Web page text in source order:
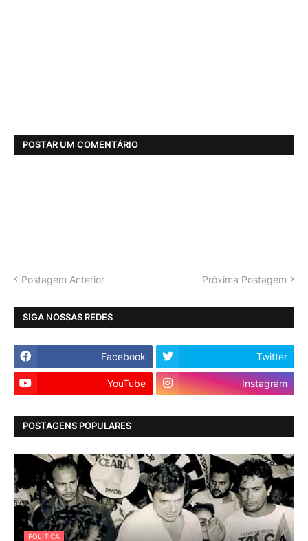
POSTAR UM COMENTÁRIO
Postagem Anterior Próxima Postagem
SIGA NOSSAS REDES
Facebook Twitter
YouTube Instagram
POSTAGENS POPULARES
POLITICA